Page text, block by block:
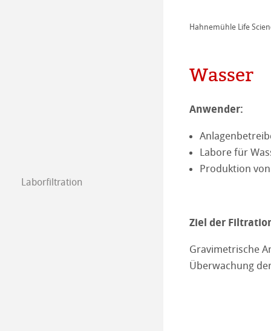
Laborfiltration
Qualitative
Quantitative
Glas &
Glasfaserfilter –
Glasfaserfilter
Hülsen
Hahnemühle Life
Wasser
Anwender:
Labore für
Produktion
Ziel der
Gravimetrische
Überwachung